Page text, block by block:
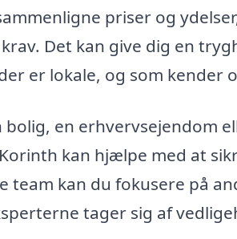
priser og
Det kan give dig en
er lokale, og som kender
bolig, en erhvervsejendom
kan hjælpe med at
team kan du fokusere på
tager sig af